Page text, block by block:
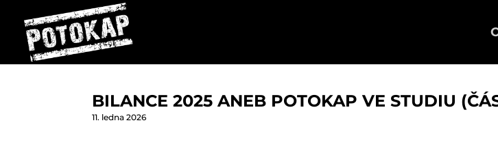
BILANCE 2025 ANEB POTOKAP VE STUDIU
11. ledna 2026